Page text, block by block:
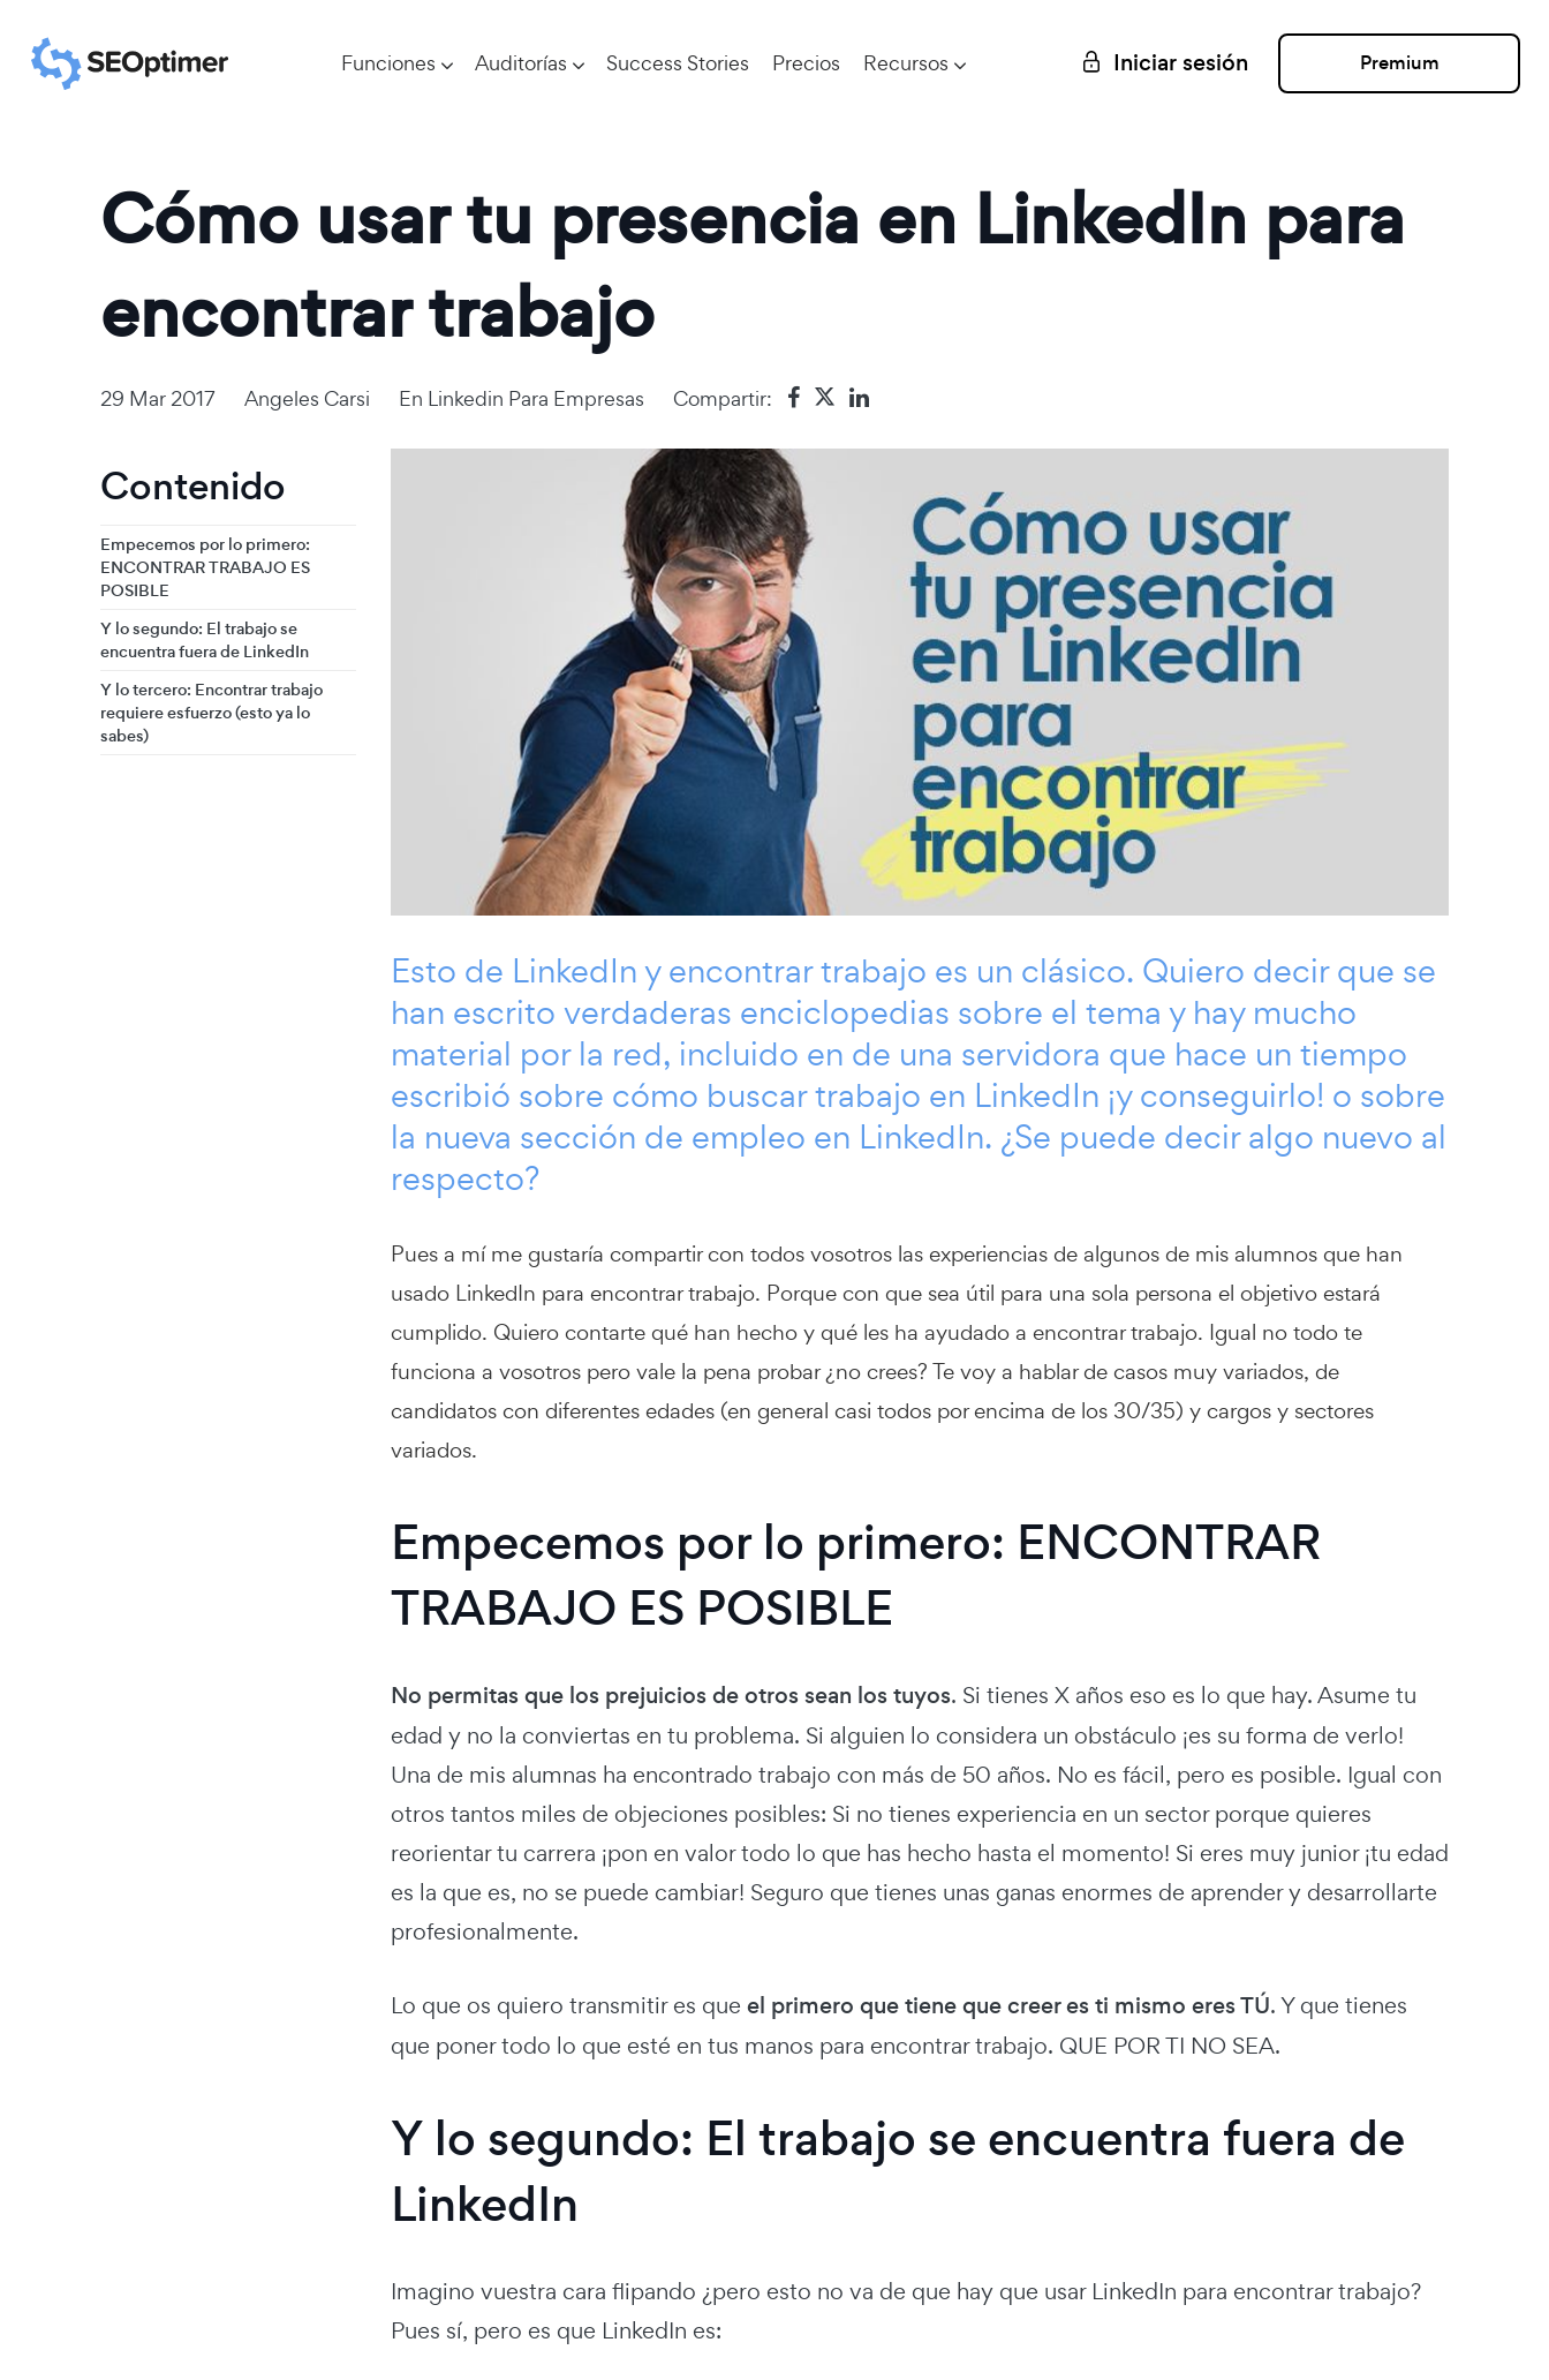
Funciones Auditorías Success Stories Precios Recursos Iniciar sesión Premium
Cómo usar tu presencia en LinkedIn para
encontrar trabajo
29 Mar 2017 Angeles Carsi En Linkedin Para Empresas Compartir:
Contenido
Empecemos por lo primero:
ENCONTRAR TRABAJO ES
POSIBLE
Y lo segundo: El trabajo se
encuentra fuera de LinkedIn
Y lo tercero: Encontrar trabajo
requiere esfuerzo (esto ya lo
sabes)
Esto de LinkedIn y encontrar trabajo es un clásico. Quiero decir que se
han escrito verdaderas enciclopedias sobre el tema y hay mucho
material por la red, incluido en de una servidora que hace un tiempo
escribió sobre cómo buscar trabajo en LinkedIn ¡y conseguirlo! o sobre
la nueva sección de empleo en LinkedIn. ¿Se puede decir algo nuevo al
respecto?
Pues a mí me gustaría compartir con todos vosotros las experiencias de algunos de mis alumnos que han
usado LinkedIn para encontrar trabajo. Porque con que sea útil para una sola persona el objetivo estará
cumplido. Quiero contarte qué han hecho y qué les ha ayudado a encontrar trabajo. Igual no todo te
funciona a vosotros pero vale la pena probar ¿no crees? Te voy a hablar de casos muy variados, de
candidatos con diferentes edades (en general casi todos por encima de los 30/35) y cargos y sectores
variados.
Empecemos por lo primero: ENCONTRAR
TRABAJO ES POSIBLE
No permitas que los prejuicios de otros sean los tuyos. Si tienes X años eso es lo que hay. Asume tu
edad y no la conviertas en tu problema. Si alguien lo considera un obstáculo ¡es su forma de verlo!
Una de mis alumnas ha encontrado trabajo con más de 50 años. No es fácil, pero es posible. Igual con
otros tantos miles de objeciones posibles: Si no tienes experiencia en un sector porque quieres
reorientar tu carrera ¡pon en valor todo lo que has hecho hasta el momento! Si eres muy junior ¡tu edad
es la que es, no se puede cambiar! Seguro que tienes unas ganas enormes de aprender y desarrollarte
profesionalmente.
Lo que os quiero transmitir es que el primero que tiene que creer es ti mismo eres TÚ. Y que tienes
que poner todo lo que esté en tus manos para encontrar trabajo. QUE POR TI NO SEA.
Y lo segundo: El trabajo se encuentra fuera de
LinkedIn
Imagino vuestra cara flipando ¿pero esto no va de que hay que usar LinkedIn para encontrar trabajo?
Pues sí, pero es que LinkedIn es: